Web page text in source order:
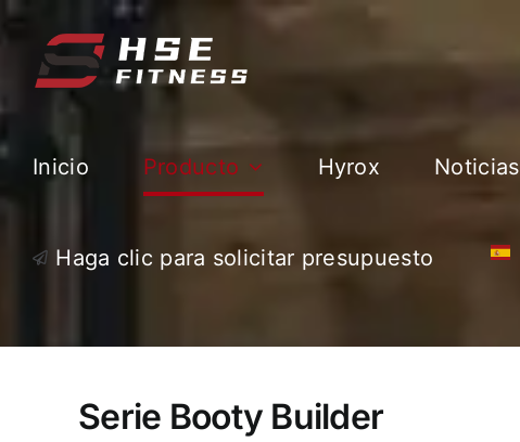
Ir
contenido
Inicio Producto Hyrox Noticias
Haga clic para solicitar presupuesto
Serie Booty Builder